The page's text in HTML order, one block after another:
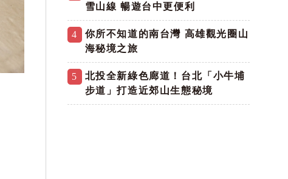
雪山線 暢遊台中更便利
4
你所不知道的南台灣 高雄觀光圈山
海秘境之旅
5
北投全新綠色廊道！台北「小牛埔
步道」打造近郊山生態秘境